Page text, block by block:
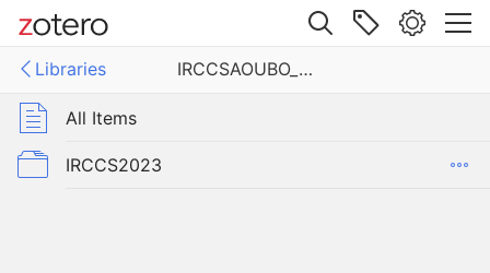
Site navigation
Libraries
IRCCSAOUBO_pubblicazioniRC2023
Web libraryAll Items
IRCCS2023